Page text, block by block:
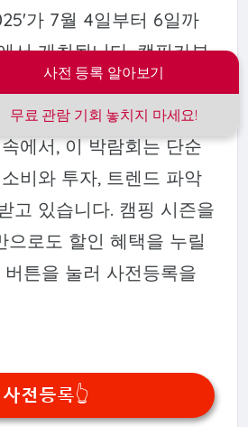
가 7월 4일부터 6일까
서 개최됩니다. 캠핑카부
도어 소품까지 한자리에
년 폭발적인 성장세를 보
에서, 이 박람회는 단순
비와 투자, 트렌드 파악
고 있습니다. 캠핑 시즌을
으로도 할인 혜택을 누릴
튼을 눌러 사전등록을
사전등록👆
사전 등록 알아보기
무료 관람 기회 놓치지 마세요!